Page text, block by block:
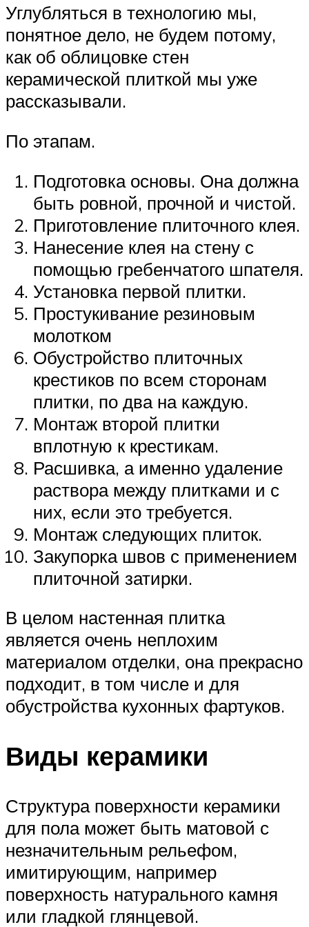
Углубляться в технологию мы,
понятное дело, не будем потому,
как об облицовке стен
керамической плиткой мы уже
рассказывали.
По этапам.
Подготовка основы. Она должна
быть ровной, прочной и чистой.
Приготовление плиточного клея.
Нанесение клея на стену с
помощью гребенчатого шпателя.
Установка первой плитки.
Простукивание резиновым
молотком
Обустройство плиточных
крестиков по всем сторонам
плитки, по два на каждую.
Монтаж второй плитки
вплотную к крестикам.
Расшивка, а именно удаление
раствора между плитками и с
них, если это требуется.
Монтаж следующих плиток.
Закупорка швов с применением
плиточной затирки.
В целом настенная плитка
является очень неплохим
материалом отделки, она прекрасно
подходит, в том числе и для
обустройства кухонных фартуков.
Виды керамики
Структура поверхности керамики
для пола может быть матовой с
незначительным рельефом,
имитирующим, например
поверхность натурального камня
или гладкой глянцевой.